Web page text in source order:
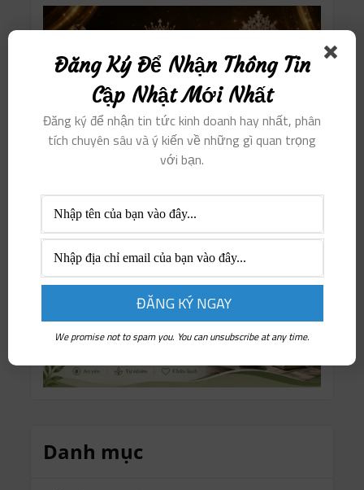
Danh mục
Đăng Ký Để Nhận Thông Tin
Cập Nhật Mới Nhất
Đăng ký để nhận tin tức kinh doanh hay nhất, phân
tích chuyên sâu và ý kiến ​​về những gì quan trọng
với bạn.
We promise not to spam you. You can unsubscribe at any time.